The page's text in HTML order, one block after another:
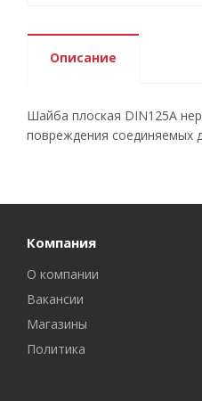
Описание
Шайба плоская DIN125А
повреждения соединяемых
Компания
О компании
Вакансии
Магазины
Политика